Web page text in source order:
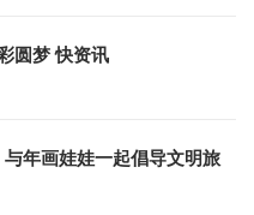
圆梦 快资讯
年画娃娃一起倡导文明旅